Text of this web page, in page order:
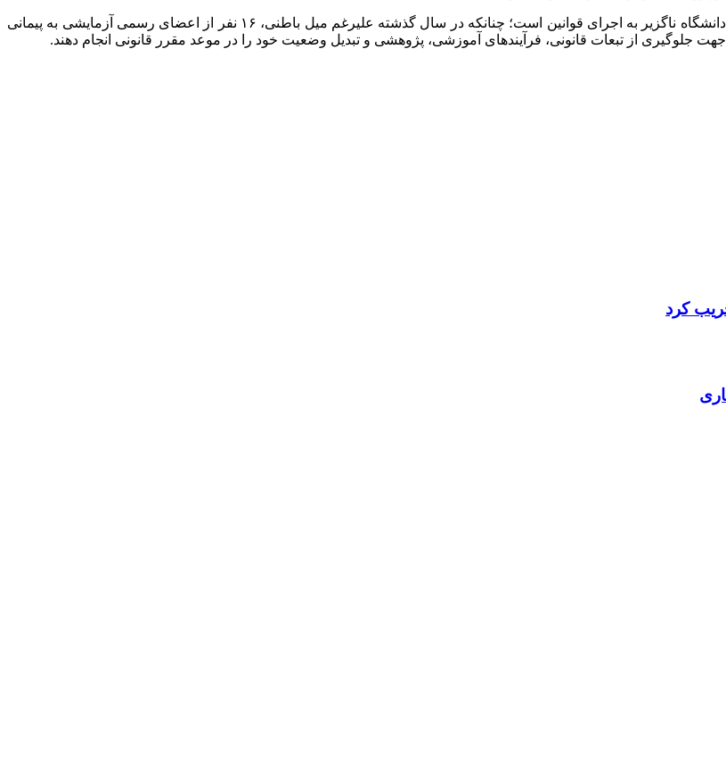
‌ ایوبی‌نژاد در پایان با تأکید بر لزوم رعایت انضباط اداری و علمی خاطرنشان کرد: دانشگاه ناگزیر به اجرای قوانین است؛ چنانکه در سال گذشته علیرغم میل باطنی، ۱۶ نفر از اعضای رسمی‌ آزمایشی به پیمانی
کرد